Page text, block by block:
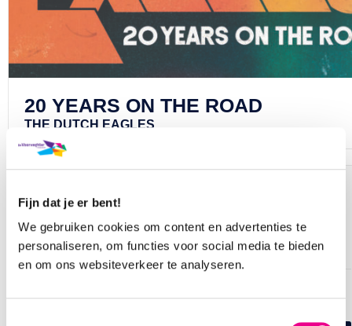
Fijn dat je er bent!
We gebruiken cookies om content en advertenties te
personaliseren, om functies voor social media te bieden
en om ons websiteverkeer te analyseren.
20 YEARS ON THE ROAD
THE DUTCH EAGLES
Hoeveel kaarten wil je bestellen?